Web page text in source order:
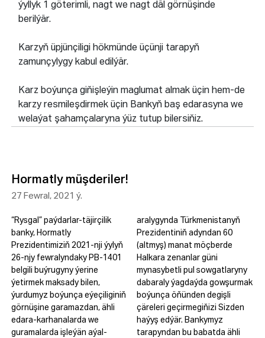
ýyllyk 1 göterimli, nagt we nagt däl görnüşinde
berilýär.
Karzyň üpjünçiligi hökmünde üçünji tarapyň
zamunçylygy kabul edilýär.
Karz boýunça giňişleýin maglumat almak üçin hem-de
karzy resmileşdirmek üçin Bankyň baş edarasyna we
welaýat şahamçalaryna ýüz tutup bilersiňiz.
Hormatly müşderiler!
27 Fewral, 2021 ý.
“Rysgal” paýdarlar-täjirçilik
banky, Hormatly
Prezidentimiziň 2021-nji ýylyň
26-njy fewralyndaky PB-1401
belgili buýrugyny ýerine
ýetirmek maksady bilen,
ýurdumyz boýunça eýeçiliginiň
görnüşine garamazdan, ähli
edara-karhanalarda we
guramalarda işleýän aýal-
aralygynda Türkmenistanyň
Prezidentiniň adyndan 60
(altmyş) manat möçberde
Halkara zenanlar güni
mynasybetli pul sowgatlaryny
dabaraly ýagdaýda gowşurmak
boýunça öňünden degişli
çäreleri geçirmegiňizi Sizden
haýyş edýär. Bankymyz
tarapyndan bu babatda ähli